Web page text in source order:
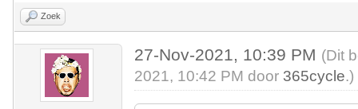
Zoek
27-Nov-2021, 10:39 PM (Dit
2021, 10:42 PM door 365cycle.)